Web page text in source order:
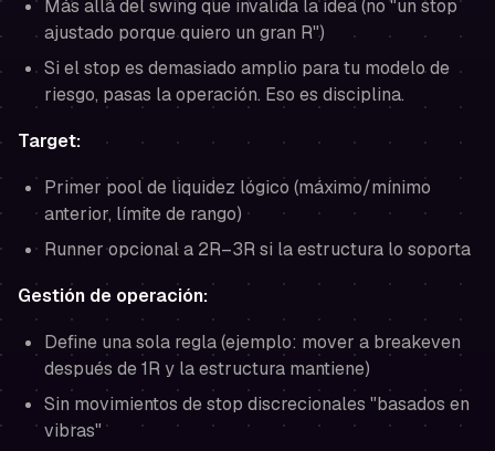
Más allá del swing que invalida la idea (no "un stop
ajustado porque quiero un gran R")
Si el stop es demasiado amplio para tu modelo de
riesgo, pasas la operación. Eso es disciplina.
Target:
Primer pool de liquidez lógico (máximo/mínimo
anterior, límite de rango)
Runner opcional a 2R–3R si la estructura lo soporta
Gestión de operación:
Define una sola regla (ejemplo: mover a breakeven
después de 1R y la estructura mantiene)
Sin movimientos de stop discrecionales "basados en
vibras"